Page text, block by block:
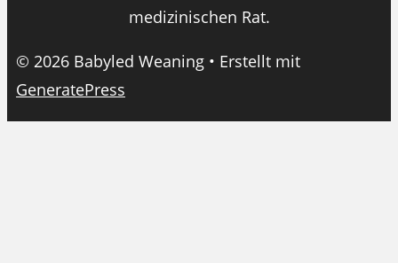
medizinischen Rat.
© 2026 Babyled Weaning • Erstellt mit
GeneratePress